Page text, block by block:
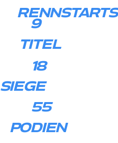
RENNSTARTS
9
TITEL
18
SIEGE
55
PODIEN